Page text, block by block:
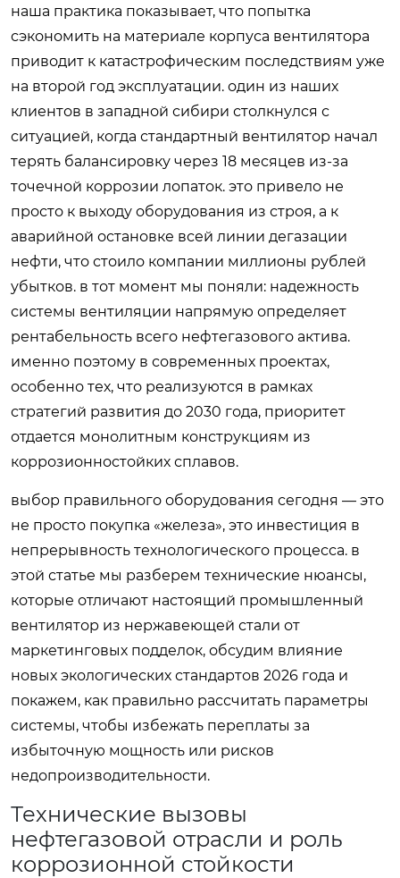
наша практика показывает, что попытка
сэкономить на материале корпуса вентилятора
приводит к катастрофическим последствиям уже
на второй год эксплуатации. один из наших
клиентов в западной сибири столкнулся с
ситуацией, когда стандартный вентилятор начал
терять балансировку через 18 месяцев из-за
точечной коррозии лопаток. это привело не
просто к выходу оборудования из строя, а к
аварийной остановке всей линии дегазации
нефти, что стоило компании миллионы рублей
убытков. в тот момент мы поняли: надежность
системы вентиляции напрямую определяет
рентабельность всего нефтегазового актива.
именно поэтому в современных проектах,
особенно тех, что реализуются в рамках
стратегий развития до 2030 года, приоритет
отдается монолитным конструкциям из
коррозионностойких сплавов.
выбор правильного оборудования сегодня — это
не просто покупка «железа», это инвестиция в
непрерывность технологического процесса. в
этой статье мы разберем технические нюансы,
которые отличают настоящий промышленный
вентилятор из нержавеющей стали от
маркетинговых подделок, обсудим влияние
новых экологических стандартов 2026 года и
покажем, как правильно рассчитать параметры
системы, чтобы избежать переплаты за
избыточную мощность или рисков
недопроизводительности.
Технические вызовы
нефтегазовой отрасли и роль
коррозионной стойкости